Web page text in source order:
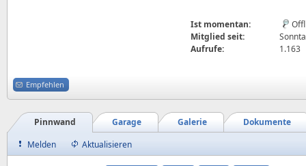
Ist momentan:
Mitglied seit:
Aufrufe:
1.163
Empfehlen
Dokumente
Galerie
Garage
Pinnwand
Melden
Aktualisieren